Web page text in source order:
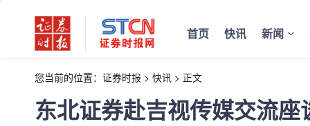
首页 快讯 新闻
您当前的位置： 证券时报 > 快讯 > 正文
东北证券赴吉视传媒交流